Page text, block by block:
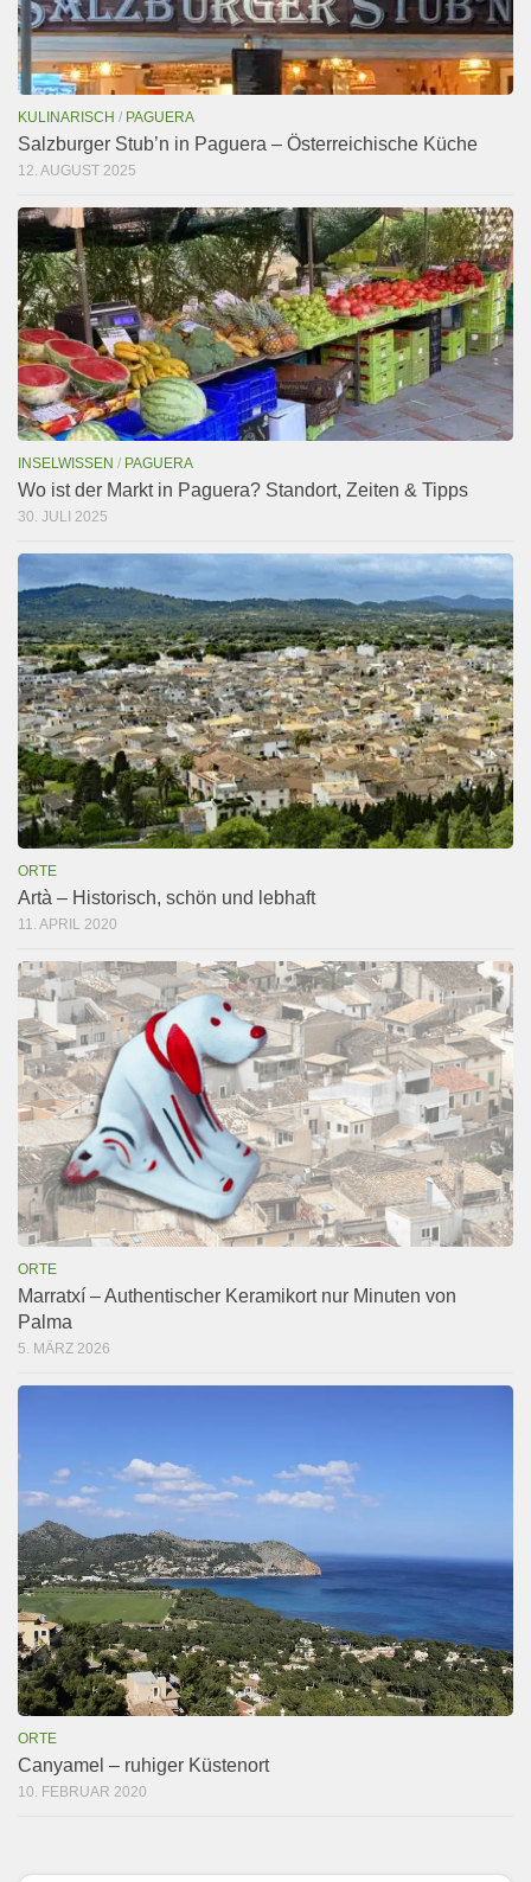
KULINARISCH / PAGUERA
Salzburger Stub’n in Paguera – Österreichische Küche
12. AUGUST 2025
INSELWISSEN / PAGUERA
Wo ist der Markt in Paguera? Standort, Zeiten & Tipps
30. JULI 2025
ORTE
Artà – Historisch, schön und lebhaft
11. APRIL 2020
ORTE
Marratxí – Authentischer Keramikort nur Minuten von
Palma
5. MÄRZ 2026
ORTE
Canyamel – ruhiger Küstenort
10. FEBRUAR 2020